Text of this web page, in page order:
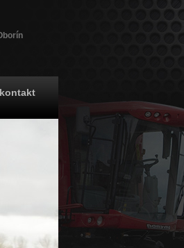
kontakt